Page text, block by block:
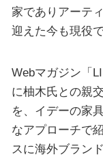
家でありアーテ
迎えた今も現役
Webマガジン「
に柚木氏との親
を、イデーの家
なアプローチで
スに海外ブラン